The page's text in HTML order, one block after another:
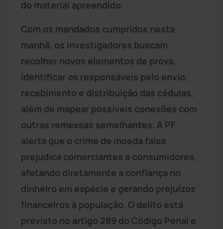
do material apreendido.
Com os mandados cumpridos nesta
manhã, os investigadores buscam
recolher novos elementos de prova,
identificar os responsáveis pelo envio,
recebimento e distribuição das cédulas,
além de mapear possíveis conexões com
outras remessas semelhantes. A PF
alerta que o crime de moeda falsa
prejudica comerciantes e consumidores,
afetando diretamente a confiança no
dinheiro em espécie e gerando prejuízos
financeiros à população. O delito está
previsto no artigo 289 do Código Penal e